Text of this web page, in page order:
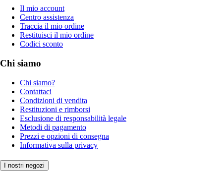
Il mio account
Centro assistenza
Traccia il mio ordine
Restituisci il mio ordine
Codici sconto
Chi siamo
Chi siamo?
Contattaci
Condizioni di vendita
Restituzioni e rimborsi
Esclusione di responsabilità legale
Metodi di pagamento
Prezzi e opzioni di consegna
Informativa sulla privacy
I nostri negozi